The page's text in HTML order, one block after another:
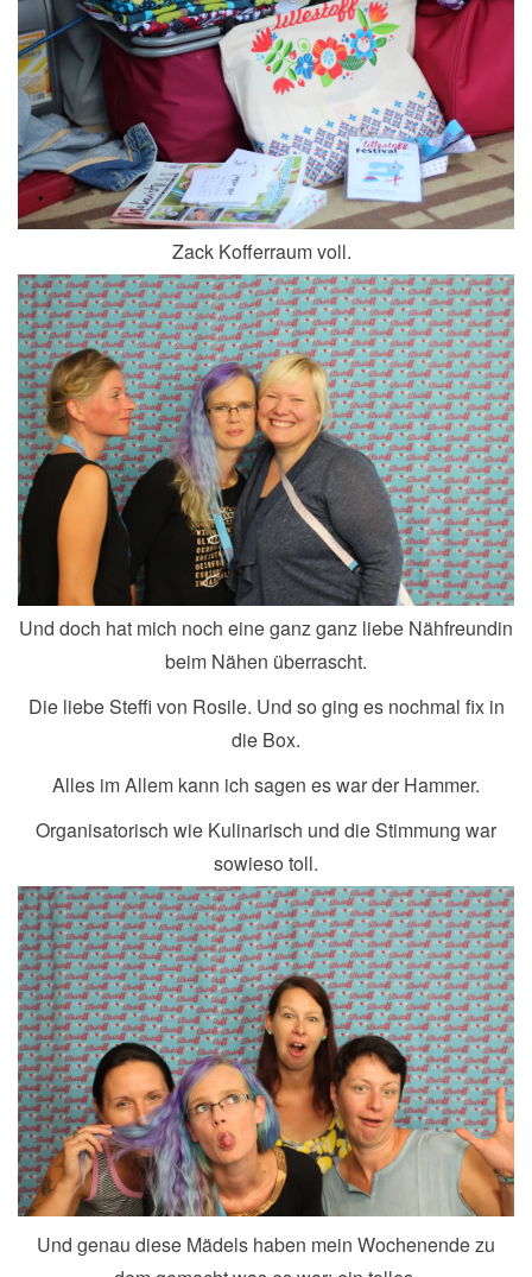
Zack Kofferraum voll.
Und doch hat mich noch eine ganz ganz liebe Nähfreundin
beim Nähen überrascht.
Die liebe Steffi von Rosile. Und so ging es nochmal fix in
die Box.
Alles im Allem kann ich sagen es war der Hammer.
Organisatorisch wie Kulinarisch und die Stimmung war
sowieso toll.
Und genau diese Mädels haben mein Wochenende zu